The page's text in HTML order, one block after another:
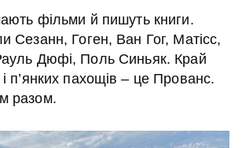
фільми й пишуть книги.
Сезанн, Гоген, Ван Гог, Матісс,
Дюфі, Поль Синьяк. Край
п’янких пахощів – це Прованс.
разом.